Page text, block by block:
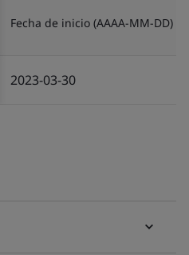
Fecha de inicio (AAAA-MM-DD)
2023-03-30